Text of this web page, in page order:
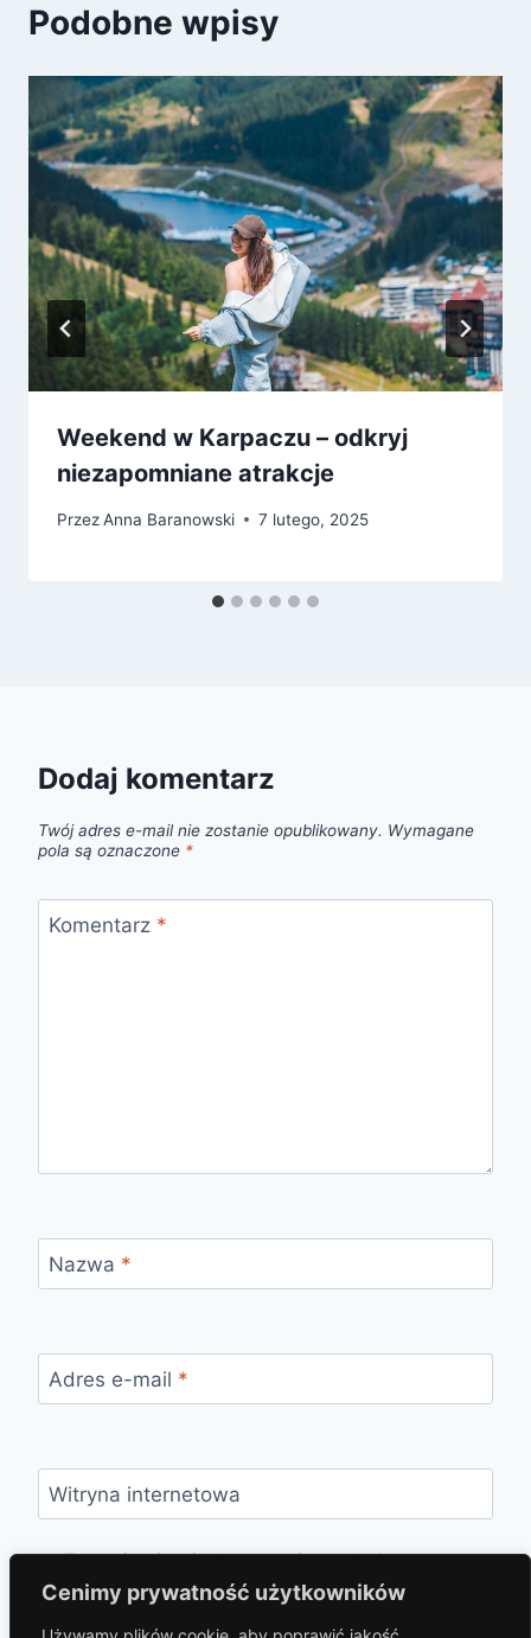
Cenimy prywatność użytkowników
Podobne wpisy
Weekend w Karpaczu – odkryj
niezapomniane atrakcje
PrzezAnna Baranowski 7 lutego, 2025
Dodaj komentarz
Twój adres e-mail nie zostanie opublikowany. Wymagane
pola są oznaczone *
Komentarz *
Nazwa *
Adres e-mail *
Witryna internetowa
Zapamiętaj moje dane w tej przeglądarce
podczas pisania kolejnych komentarzy.